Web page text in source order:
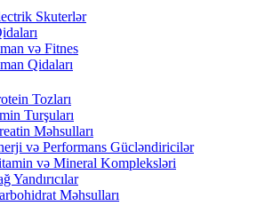
Skuterlər
və Fitnes
Qidaları
Tozları
Turşuları
Məhsulları
və Performans Gücləndiricilər
və Mineral Kompleksləri
Yandırıcılar
Məhsulları